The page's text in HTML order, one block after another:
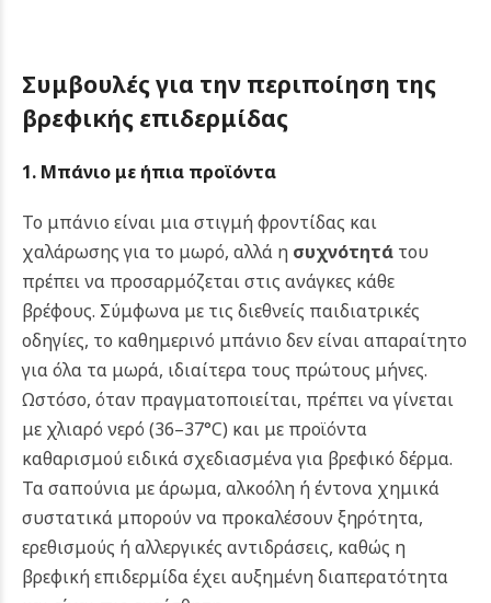
Συμβουλές για την περιποίηση της
βρεφικής επιδερμίδας
1. Μπάνιο με ήπια προϊόντα
Το μπάνιο είναι μια στιγμή φροντίδας και
χαλάρωσης για το μωρό, αλλά η συχνότητά του
πρέπει να προσαρμόζεται στις ανάγκες κάθε
βρέφους. Σύμφωνα με τις διεθνείς παιδιατρικές
οδηγίες, το καθημερινό μπάνιο δεν είναι απαραίτητο
για όλα τα μωρά, ιδιαίτερα τους πρώτους μήνες.
Ωστόσο, όταν πραγματοποιείται, πρέπει να γίνεται
με χλιαρό νερό (36–37°C) και με προϊόντα
καθαρισμού ειδικά σχεδιασμένα για βρεφικό δέρμα.
Τα σαπούνια με άρωμα, αλκοόλη ή έντονα χημικά
συστατικά μπορούν να προκαλέσουν ξηρότητα,
ερεθισμούς ή αλλεργικές αντιδράσεις, καθώς η
βρεφική επιδερμίδα έχει αυξημένη διαπερατότητα